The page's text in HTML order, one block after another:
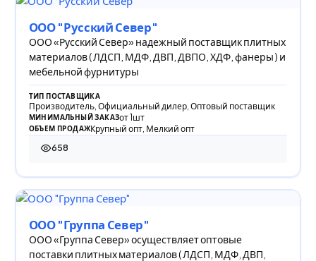
ООО "Русский Север"
ООО «Русский Север» надежный поставщик плитных
материалов ( ЛДСП, МДФ, ДВП, ДВПО, ХДФ, фанеры ) и
мебельной фурнитуры
ТИП ПОСТАВЩИКА
Производитель, Официальный дилер, Оптовый поставщик
МИНИМАЛЬНЫЙ ЗАКАЗот 1шт
ОБЪЕМ ПРОДАЖКрупный опт, Мелкий опт
658
658 просмотров
ООО "Группа Север"
ООО «Группа Север» осуществляет оптовые
поставки плитных материалов ( ЛДСП, МДФ, ДВП,